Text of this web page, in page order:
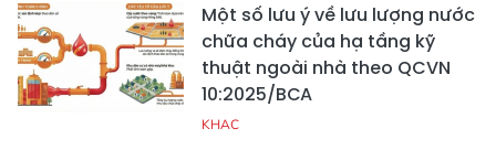
Một số lưu ý về lưu lượng nước
chữa cháy của hạ tầng kỹ
thuật ngoài nhà theo QCVN
10:2025/BCA
KHAC